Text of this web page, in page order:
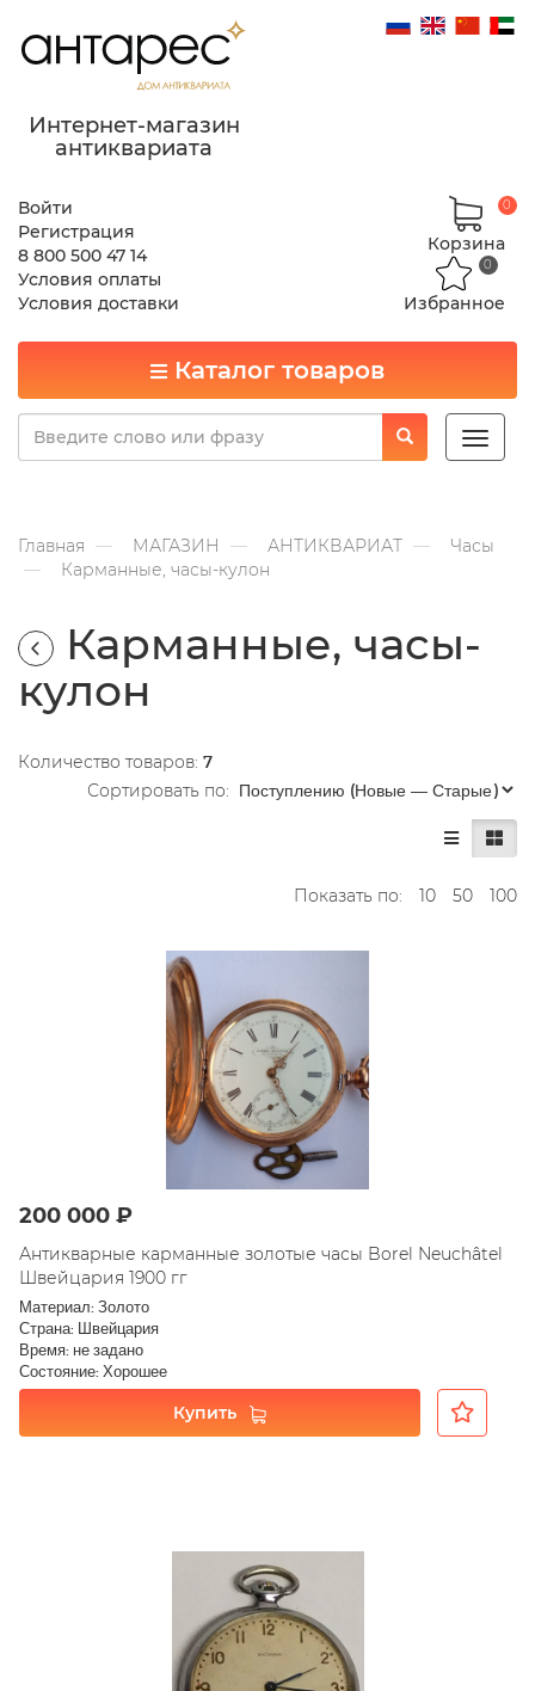
Интернет-магазин
антиквариата
Войти
Регистрация
8 800 500 47 14
Условия оплаты
Условия доставки
Корзина
0
Избранное
0
Каталог товаров
Toggle
Главная МАГАЗИН АНТИКВАРИАТ
Часы
Карманные, часы-кулон
Карманные, часы-
кулон
Количество товаров: 7
Сортировать по:
Показать по: 10 50 100
200 000 ₽
Антикварные карманные золотые часы Borel Neuchâtel
Швейцария 1900 гг
Материал: Золото
Страна: Швейцария
Время: не задано
Состояние: Хорошее
Купить